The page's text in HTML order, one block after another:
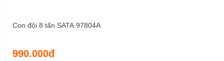
Con đội 8 tấn SATA 97804A
990.000đ